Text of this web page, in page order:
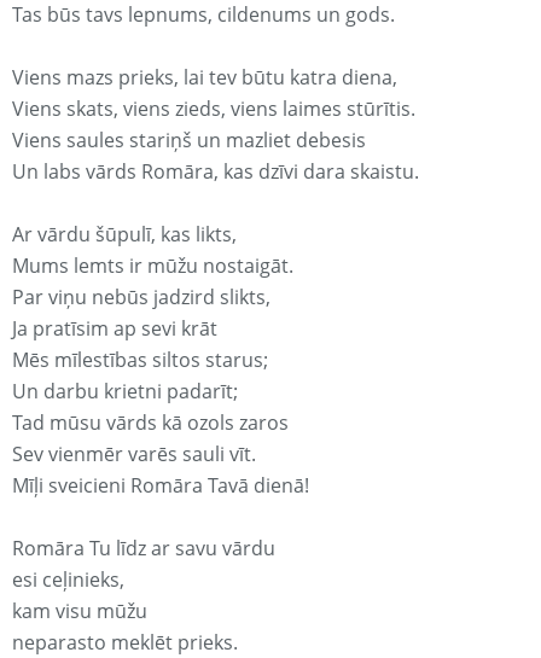
Tas būs tavs lepnums, cildenums un gods.
Viens mazs prieks, lai tev būtu katra diena,
Viens skats, viens zieds, viens laimes stūrītis.
Viens saules stariņš un mazliet debesis
Un labs vārds Romāra, kas dzīvi dara skaistu.
Ar vārdu šūpulī, kas likts,
Mums lemts ir mūžu nostaigāt.
Par viņu nebūs jadzird slikts,
Ja pratīsim ap sevi krāt
Mēs mīlestības siltos starus;
Un darbu krietni padarīt;
Tad mūsu vārds kā ozols zaros
Sev vienmēr varēs sauli vīt.
Mīļi sveicieni Romāra Tavā dienā!
Romāra Tu līdz ar savu vārdu
esi ceļinieks,
kam visu mūžu
neparasto meklēt prieks.